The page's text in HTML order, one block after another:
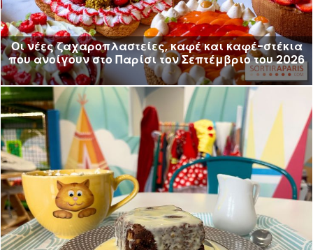
Οι νέες ζαχαροπλαστείες, καφέ και καφέ-στέκια
που ανοίγουν στο Παρίσι τον Σεπτέμβριο του 2026